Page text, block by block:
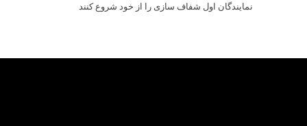
نمایندگان اول شفاف سازی را از خود شروع کنند